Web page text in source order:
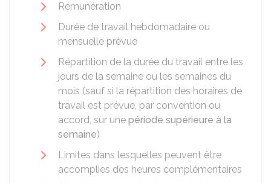
Rémunération
Durée de travail hebdomadaire ou
mensuelle prévue
Répartition de la durée du travail entre les
jours de la semaine ou les semaines du
mois (sauf si la répartition des horaires de
travail est prévue, par convention ou
accord, sur une période supérieure à la
semaine)
Limites dans lesquelles peuvent être
accomplies des heures complémentaires